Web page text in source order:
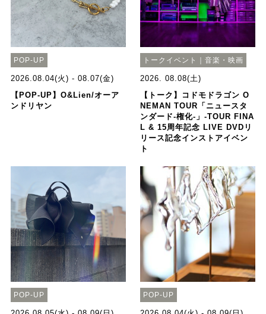
POP-UP
2026.08.04(火) - 08.07(金)
【POP-UP】O&Lien/オーア
ンドリヤン
トークイベント｜音楽・映画
2026. 08.08(土)
【トーク】コドモドラゴン O
NEMAN TOUR「ニュースタ
ンダード-権化-」-TOUR FINA
L & 15周年記念 LIVE DVDリ
リース記念インストアイベン
ト
POP-UP POP-UP